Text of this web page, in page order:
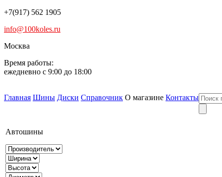
+7(917) 562 1905
info@100koles.ru
Москва
Время работы:
ежедневно с 9:00 до 18:00
Главная Шины Диски Справочник О магазине Контакты
Автошины